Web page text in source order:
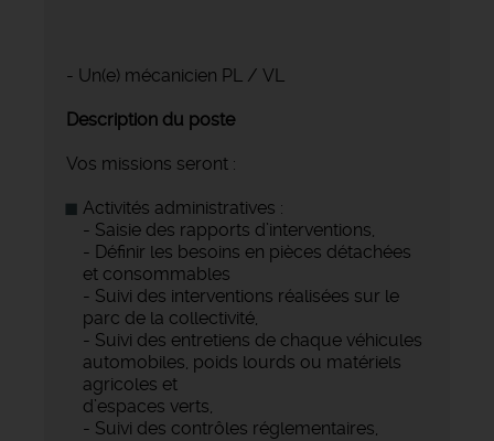
- Un(e) mécanicien PL / VL
Description du poste
Vos missions seront :
Activités administratives :
- Saisie des rapports d’interventions,
- Définir les besoins en pièces détachées
et consommables
- Suivi des interventions réalisées sur le
parc de la collectivité,
- Suivi des entretiens de chaque véhicules
automobiles, poids lourds ou matériels
agricoles et
d’espaces verts,
- Suivi des contrôles réglementaires,